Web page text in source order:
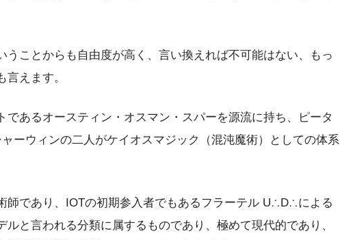
うことからも自由度が高く、言い換えれば不可能はない、もっ
言えます。
であるオースティン・オスマン・スパーを源流に持ち、ピータ
ーウィンの二人がケイオスマジック（混沌魔術）としての体系
師であり、IOTの初期参入者でもあるフラーテル U∴D∴による
ルと言われる分類に属するものであり、極めて現代的であり、